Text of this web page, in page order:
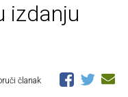
izdanju
članak